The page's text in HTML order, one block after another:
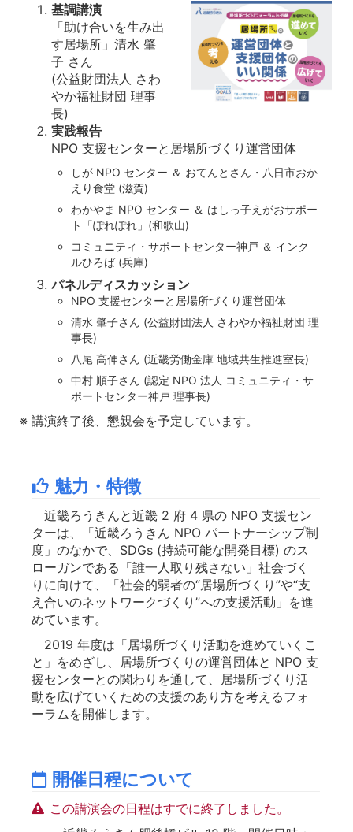
基調講演
「助け合いを生み出
す居場所」清水 肇
子 さん
(公益財団法人 さわ
やか福祉財団 理事
長)
実践報告
NPO 支援センターと居場所づくり運営団体
しが NPO センター ＆ おてんとさん・八日市おか
えり食堂 (滋賀)
わかやま NPO センター ＆ はしっ子えがおサポー
ト「ぽれぽれ」(和歌山)
コミュニティ・サポートセンター神戸 ＆ インク
ルひろば (兵庫)
パネルディスカッション
NPO 支援センターと居場所づくり運営団体
清水 肇子さん (公益財団法人 さわやか福祉財団 理
事長)
八尾 高伸さん (近畿労働金庫 地域共生推進室長)
中村 順子さん (認定 NPO 法人 コミュニティ・サ
ポートセンター神戸 理事長)
※ 講演終了後、懇親会を予定しています。
魅力・特徴
近畿ろうきんと近畿 2 府 4 県の NPO 支援セン
ターは、「近畿ろうきん NPO パートナーシップ制
度」のなかで、SDGs (持続可能な開発目標) のス
ローガンである「誰一人取り残さない」社会づく
りに向けて、「社会的弱者の“居場所づくり”や“支
え合いのネットワークづくり”への支援活動」を進
めています。
2019 年度は「居場所づくり活動を進めていくこ
と」をめざし、居場所づくりの運営団体と NPO 支
援センターとの関わりを通して、居場所づくり活
動を広げていくための支援のあり方を考えるフォ
ーラムを開催します。
開催日程について
この講演会の日程はすでに終了しました。